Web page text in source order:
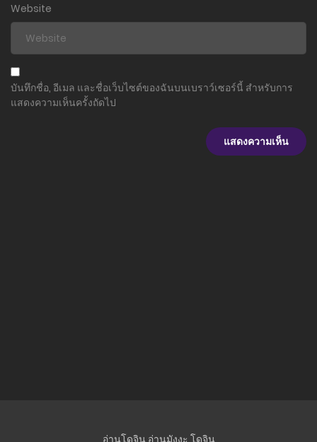
Website
บันทึกชื่อ, อีเมล และชื่อเว็บไซต์ของฉันบนเบราว์เซอร์นี้ สำหรับการ
แสดงความเห็นครั้งถัดไป
อ่านโดจิน อ่านมังงะ โดจิน